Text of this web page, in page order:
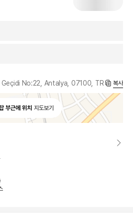
Geçidi No:22, Antalya, 07100, TR 복사
부근에 위치 지도보기